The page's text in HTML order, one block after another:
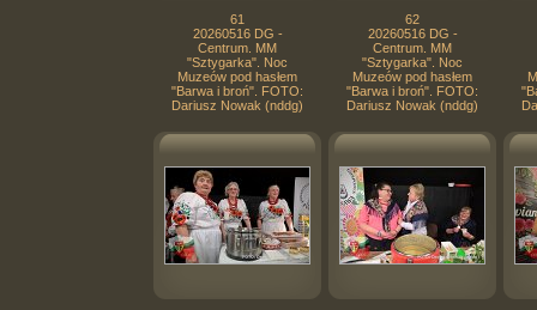
61
20260516 DG -
Centrum. MM
"Sztygarka". Noc
Muzeów pod hasłem
"Barwa i broń". FOTO:
Dariusz Nowak (nddg)
62
20260516 DG -
Centrum. MM
"Sztygarka". Noc
Muzeów pod hasłem
"Barwa i broń". FOTO:
Dariusz Nowak (nddg)